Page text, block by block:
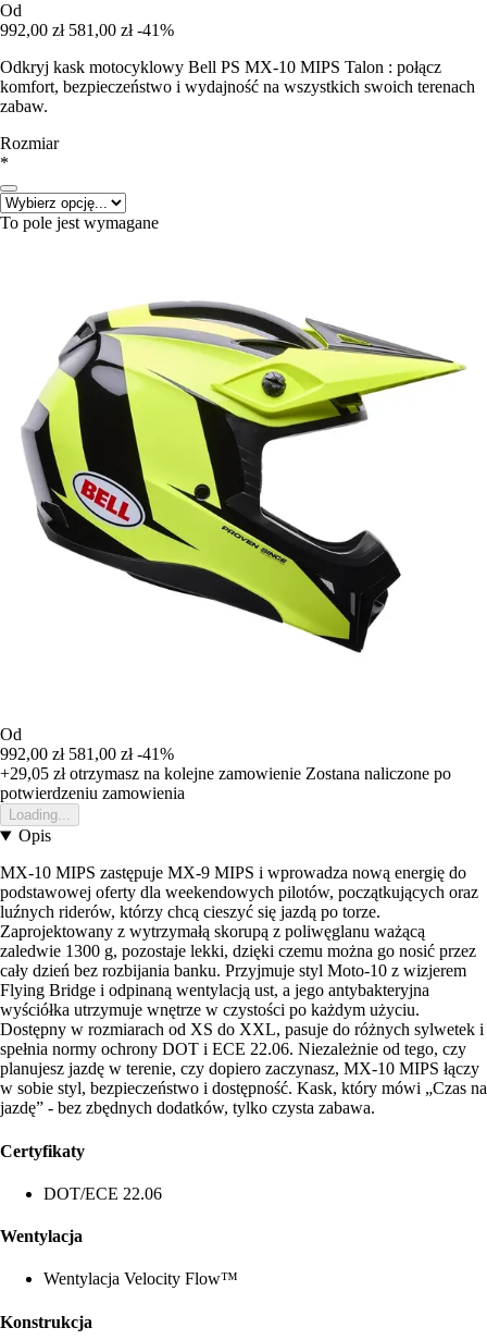
Od
992,00 zł 581,00 zł -41%
Odkryj kask motocyklowy Bell PS MX-10 MIPS Talon : połącz
komfort, bezpieczeństwo i wydajność na wszystkich swoich terenach
zabaw.
Rozmiar
*
To pole jest wymagane
Od
992,00 zł 581,00 zł -41%
+29,05 złotrzymasz na kolejne zamowienie Zostana naliczone po
potwierdzeniu zamowienia
Loading...
Opis
MX-10 MIPS zastępuje MX-9 MIPS i wprowadza nową energię do
podstawowej oferty dla weekendowych pilotów, początkujących oraz
luźnych riderów, którzy chcą cieszyć się jazdą po torze.
Zaprojektowany z wytrzymałą skorupą z poliwęglanu ważącą
zaledwie 1300 g, pozostaje lekki, dzięki czemu można go nosić przez
cały dzień bez rozbijania banku. Przyjmuje styl Moto-10 z wizjerem
Flying Bridge i odpinaną wentylacją ust, a jego antybakteryjna
wyściółka utrzymuje wnętrze w czystości po każdym użyciu.
Dostępny w rozmiarach od XS do XXL, pasuje do różnych sylwetek i
spełnia normy ochrony DOT i ECE 22.06. Niezależnie od tego, czy
planujesz jazdę w terenie, czy dopiero zaczynasz, MX-10 MIPS łączy
w sobie styl, bezpieczeństwo i dostępność. Kask, który mówi „Czas na
jazdę” - bez zbędnych dodatków, tylko czysta zabawa.
Certyfikaty
DOT/ECE 22.06
Wentylacja
Wentylacja Velocity Flow™
Konstrukcja